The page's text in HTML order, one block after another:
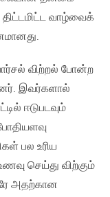
வாழ்வைக்
விற்றல் போன்ற
இவர்களால்
ஈடுபடவும்
பல உரிய
செய்து விற்கும்
அதற்கான